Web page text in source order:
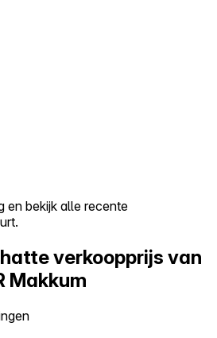
en bekijk alle recente
verkoopprijs van
Makkum